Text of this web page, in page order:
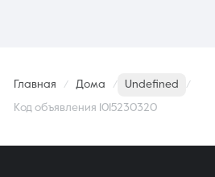
Главная Дома Undefined
Код объявления 1015230320